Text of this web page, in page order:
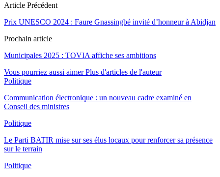
Article Précédent
Prix UNESCO 2024 : Faure Gnassingbé invité d’honneur à Abidjan
Prochain article
Municipales 2025 : TOVIA affiche ses ambitions
Vous pourriez aussi aimer Plus d'articles de l'auteur
Politique
Communication électronique : un nouveau cadre examiné en
Conseil des ministres
Politique
Le Parti BATIR mise sur ses élus locaux pour renforcer sa présence
sur le terrain
Politique